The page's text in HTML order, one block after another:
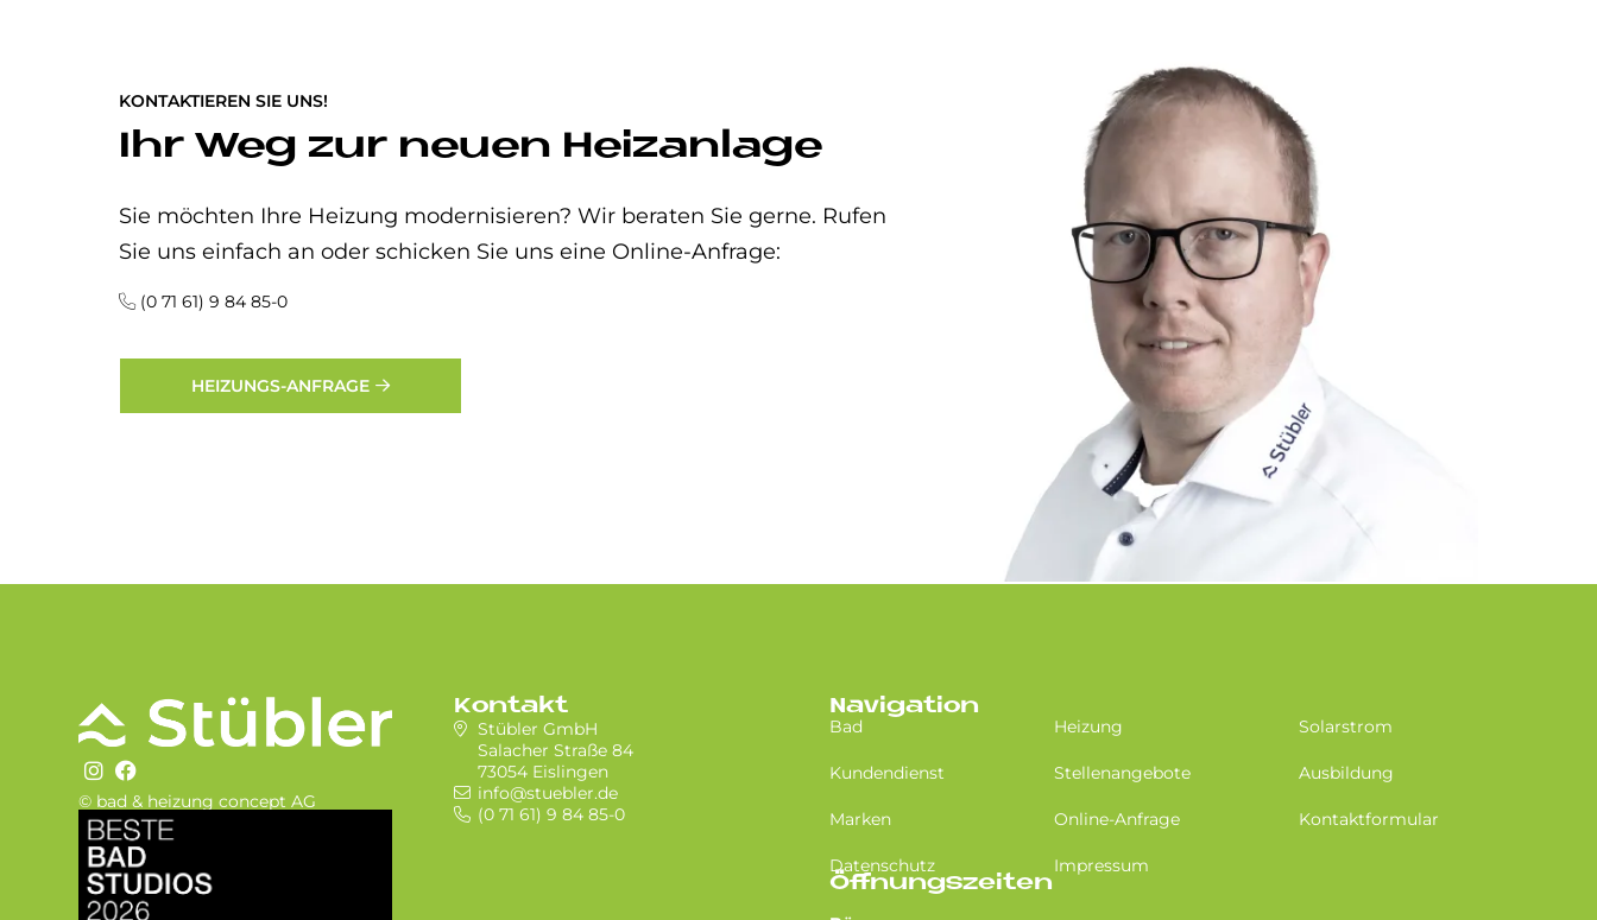
KONTAKTIEREN SIE UNS!
Ihr Weg zur neuen Heizanlage
Sie möchten Ihre Heizung modernisieren? Wir beraten Sie gerne. Rufen
Sie uns einfach an oder schicken Sie uns eine Online-Anfrage:
(0 71 61) 9 84 85-0
HEIZUNGS-ANFRAGE
© bad & heizung concept AG
Bild
Kontakt
Stübler GmbH
Salacher Straße 84
73054 Eislingen
info@stuebler.de
(0 71 61) 9 84 85-0
Navigation
Bad Heizung Solarstrom
Kundendienst Stellenangebote Ausbildung
Marken Online-Anfrage Kontaktformular
Datenschutz Impressum
Öffnungszeiten